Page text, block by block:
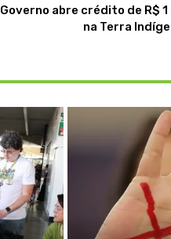
Governo abre crédito de R$
na Terra